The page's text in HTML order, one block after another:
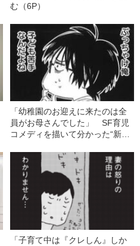
む（6P）
「幼稚園のお迎えに来たのは全
員がお母さんでした」 SF育児
コメディを描いて分かった“新米
「子育て中は『クレしん』しか